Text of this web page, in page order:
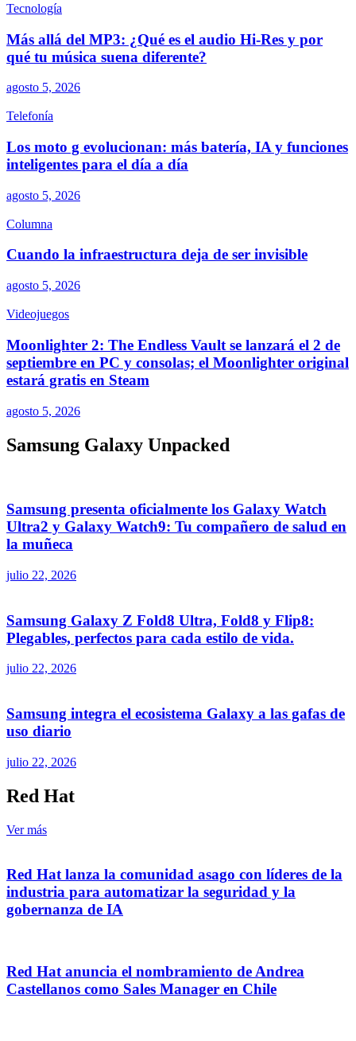
Tecnología
Más allá del MP3: ¿Qué es el audio Hi-Res y por
qué tu música suena diferente?
agosto 5, 2026
Telefonía
Los moto g evolucionan: más batería, IA y funciones
inteligentes para el día a día
agosto 5, 2026
Columna
Cuando la infraestructura deja de ser invisible
agosto 5, 2026
Videojuegos
Moonlighter 2: The Endless Vault se lanzará el 2 de
septiembre en PC y consolas; el Moonlighter original
estará gratis en Steam
agosto 5, 2026
Samsung Galaxy Unpacked
Samsung presenta oficialmente los Galaxy Watch
Ultra2 y Galaxy Watch9: Tu compañero de salud en
la muñeca
julio 22, 2026
Samsung Galaxy Z Fold8 Ultra, Fold8 y Flip8:
Plegables, perfectos para cada estilo de vida.
julio 22, 2026
Samsung integra el ecosistema Galaxy a las gafas de
uso diario
julio 22, 2026
Red Hat
Ver más
Red Hat lanza la comunidad asago con líderes de la
industria para automatizar la seguridad y la
gobernanza de IA
Red Hat anuncia el nombramiento de Andrea
Castellanos como Sales Manager en Chile